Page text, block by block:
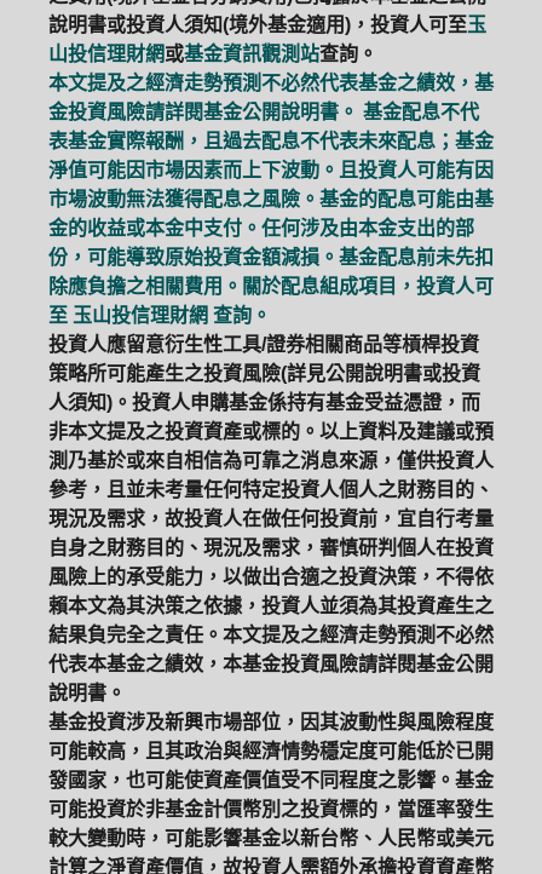
說明書或投資人須知(境外基金適用)，投資人可至玉
山投信理財網或基金資訊觀測站查詢。
本文提及之經濟走勢預測不必然代表基金之績效，基
金投資風險請詳閱基金公開說明書。 基金配息不代
表基金實際報酬，且過去配息不代表未來配息；基金
淨值可能因市場因素而上下波動。且投資人可能有因
市場波動無法獲得配息之風險。基金的配息可能由基
金的收益或本金中支付。任何涉及由本金支出的部
份，可能導致原始投資金額減損。基金配息前未先扣
除應負擔之相關費用。關於配息組成項目，投資人可
至 玉山投信理財網 查詢。
投資人應留意衍生性工具/證券相關商品等槓桿投資
策略所可能產生之投資風險(詳見公開說明書或投資
人須知)。投資人申購基金係持有基金受益憑證，而
非本文提及之投資資產或標的。以上資料及建議或預
測乃基於或來自相信為可靠之消息來源，僅供投資人
參考，且並未考量任何特定投資人個人之財務目的、
現況及需求，故投資人在做任何投資前，宜自行考量
自身之財務目的、現況及需求，審慎研判個人在投資
風險上的承受能力，以做出合適之投資決策，不得依
賴本文為其決策之依據，投資人並須為其投資產生之
結果負完全之責任。本文提及之經濟走勢預測不必然
代表本基金之績效，本基金投資風險請詳閱基金公開
說明書。
基金投資涉及新興市場部位，因其波動性與風險程度
可能較高，且其政治與經濟情勢穩定度可能低於已開
發國家，也可能使資產價值受不同程度之影響。基金
可能投資於非基金計價幣別之投資標的，當匯率發生
較大變動時，可能影響基金以新台幣、人民幣或美元
計算之淨資產價值，故投資人需額外承擔投資資產幣